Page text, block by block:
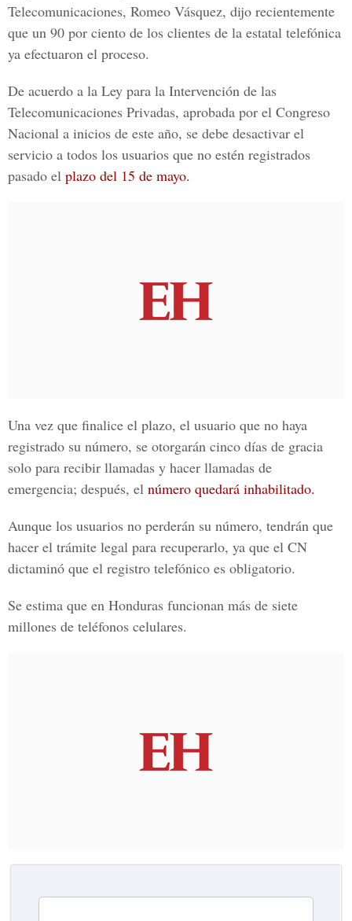
Telecomunicaciones, Romeo Vásquez, dijo recientemente
que un 90 por ciento de los clientes de la estatal telefónica
ya efectuaron el proceso.
De acuerdo a la Ley para la Intervención de las
Telecomunicaciones Privadas, aprobada por el Congreso
Nacional a inicios de este año, se debe desactivar el
servicio a todos los usuarios que no estén registrados
pasado el plazo del 15 de mayo.
Una vez que finalice el plazo, el usuario que no haya
registrado su número, se otorgarán cinco días de gracia
solo para recibir llamadas y hacer llamadas de
emergencia; después, el número quedará inhabilitado.
Aunque los usuarios no perderán su número, tendrán que
hacer el trámite legal para recuperarlo, ya que el CN
dictaminó que el registro telefónico es obligatorio.
Se estima que en Honduras funcionan más de siete
millones de teléfonos celulares.